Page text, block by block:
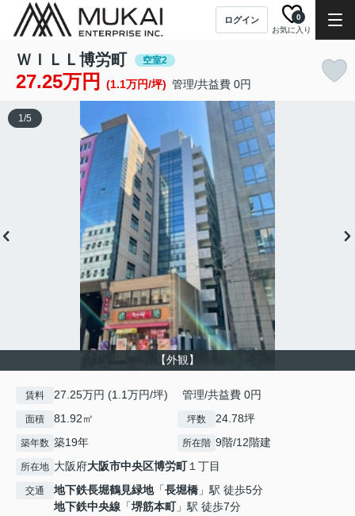
ログイン
お気に入り
0
ＷＩＬＬ博労町 空室2
27.25万円 (1.1万円/坪) 管理/共益費 0円
【外観】
1/5
賃料 27.25万円 (1.1万円/坪) 管理/共益費 0円
面積 81.92㎡ 坪数 24.78坪
築年数 築19年 所在階 9階/12階建
所在地 大阪府大阪市中央区博労町１丁目
交通 地下鉄長堀鶴見緑地「長堀橋 」駅 徒歩5分
地下鉄中央線 「堺筋本町」駅 徒歩7分